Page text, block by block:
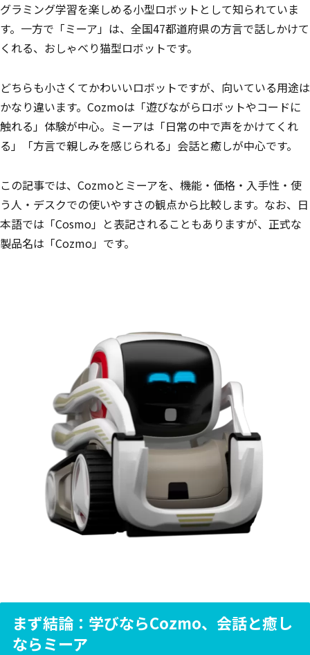
グラミング学習を楽しめる小型ロボットとして知られていま
す。一方で「ミーア」は、全国47都道府県の方言で話しかけて
くれる、おしゃべり猫型ロボットです。
どちらも小さくてかわいいロボットですが、向いている用途は
かなり違います。Cozmoは「遊びながらロボットやコードに
触れる」体験が中心。ミーアは「日常の中で声をかけてくれ
る」「方言で親しみを感じられる」会話と癒しが中心です。
この記事では、Cozmoとミーアを、機能・価格・入手性・使
う人・デスクでの使いやすさの観点から比較します。なお、日
本語では「Cosmo」と表記されることもありますが、正式な
製品名は「Cozmo」です。
まず結論：学びならCozmo、会話と癒し
ならミーア